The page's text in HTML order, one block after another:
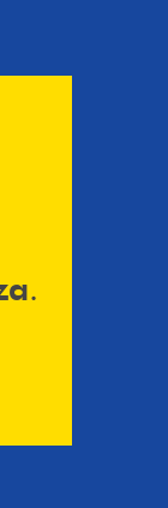
pagina della
.